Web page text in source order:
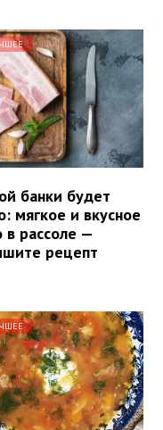
банки будет
мягкое и вкусное
в рассоле —
рецепт